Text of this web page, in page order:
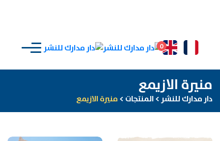
0
منيرة الازيمع
دار مدارك للنشر >المنتجات > منيرة الازيمع